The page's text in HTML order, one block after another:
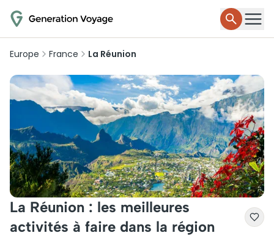
Europe France La Réunion
La Réunion : les meilleures
activités à faire dans la région